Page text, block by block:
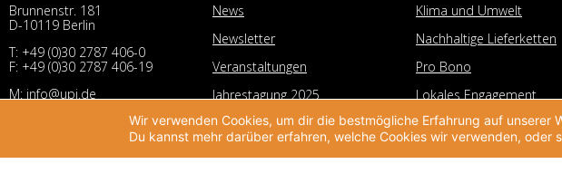
Brunnenstr. 181
D-10119 Berlin
T: +49 (0)30 2787 406-0
F: +49 (0)30 2787 406-19
M: info@upj.de
News
Newsletter
Veranstaltungen
Jahrestagung 2025
Archiv Jahrestagungen
Klima und Umwelt
Nachhaltige Lieferketten
Pro Bono
Lokales Engagement
Wir verwenden Cookies, um dir die bestmögliche Erfahrung auf unserer
Du kannst mehr darüber erfahren, welche Cookies wir verwenden, oder